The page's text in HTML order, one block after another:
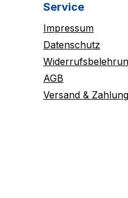
Service
Impressum
Datenschutz
AGB
Versand & Zahlung